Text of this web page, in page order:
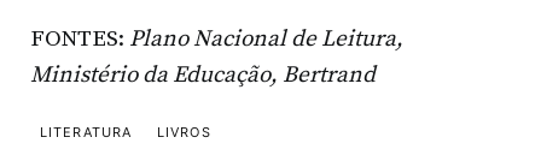
FONTES: Plano Nacional de Leitura,
Ministério da Educação, Bertrand
LITERATURA LIVROS